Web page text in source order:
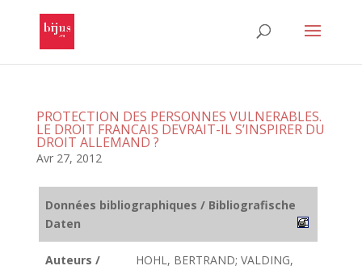
PROTECTION DES PERSONNES VULNERABLES.
LE DROIT FRANCAIS DEVRAIT-IL S’INSPIRER DU
DROIT ALLEMAND ?
Avr 27, 2012
Données bibliographiques / Bibliografische
Daten
Auteurs /
HOHL, BERTRAND; VALDING,